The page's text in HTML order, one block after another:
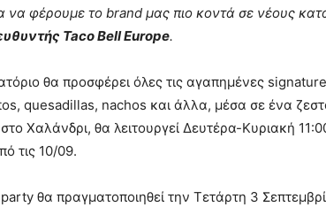
να φέρουμε το brand μας πιο κοντά σε νέους
Taco Bell Europe.
θα προσφέρει όλες τις αγαπημένες
quesadillas, nachos και άλλα, μέσα σε ένα
Χαλάνδρι, θα λειτουργεί Δευτέρα-Κυριακή
τις 10/09.
θα πραγματοποιηθεί την Τετάρτη 3